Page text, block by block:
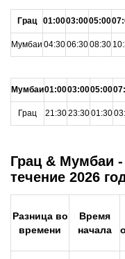
Грац 01:0003:0005:00
Мумбаи 04:3006:3008:30
Мумбаи01:0003:0005:00
Грац 21:3023:3001:30
Грац & Мумбаи
течение 2026
Разница во
времени
Время
начала